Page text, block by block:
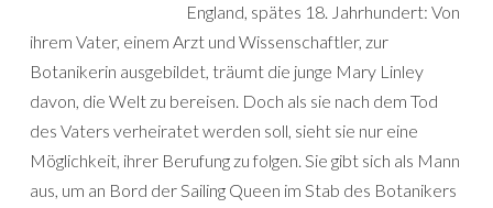
England, spätes 18. Jahrhundert: Von
ihrem Vater, einem Arzt und Wissenschaftler, zur
Botanikerin ausgebildet, träumt die junge Mary Linley
davon, die Welt zu bereisen. Doch als sie nach dem Tod
des Vaters verheiratet werden soll, sieht sie nur eine
Möglichkeit, ihrer Berufung zu folgen. Sie gibt sich als Mann
aus, um an Bord der Sailing Queen im Stab des Botanikers